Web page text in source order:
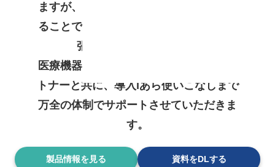
ますが、有料のオプションを組み合わせ
ることで更に便利にご利用いただける拡
張性にも優れています。
医療機器の業界に精通した導入支援パー
トナーと共に、導入lあら使いこなしまで
万全の体制でサポートさせていただきま
す。
製品情報を見る 資料をDLする